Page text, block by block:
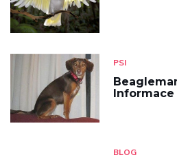
PSI
Informace
BLOG